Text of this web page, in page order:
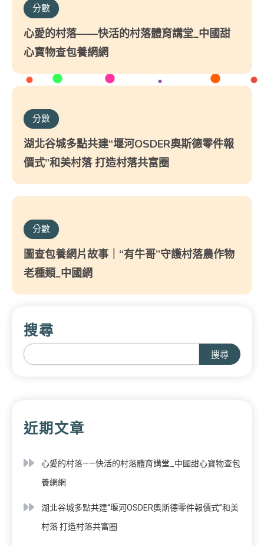
分數
心愛的村落——快活的村落體育講堂_中國甜
心寶物查包養網網
分數
湖北谷城多點共建“堰河OSDER奧斯德零件報
價式”和美村落 打造村落共富圈
分數
圖查包養網片故事｜“有牛哥”守護村落農作物
老種類_中國網
搜尋
搜尋
近期文章
心愛的村落——快活的村落體育講堂_中國甜心寶物查包
養網網
湖北谷城多點共建“堰河OSDER奧斯德零件報價式”和美
村落 打造村落共富圈